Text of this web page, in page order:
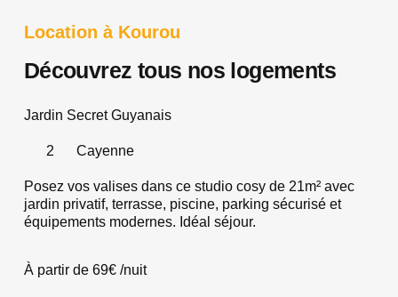
Location à Kourou
Découvrez tous nos logements
Jardin Secret Guyanais
2 Cayenne
Posez vos valises dans ce studio cosy de 21m² avec
jardin privatif, terrasse, piscine, parking sécurisé et
équipements modernes. Idéal séjour.
À partir de 69€ /nuit